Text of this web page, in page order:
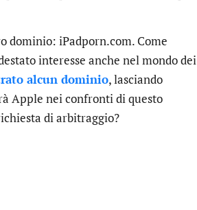
dominio: iPadporn.com. Come
interesse anche nel mondo dei
alcun dominio, lasciando
Apple nei confronti di questo
di arbitraggio?